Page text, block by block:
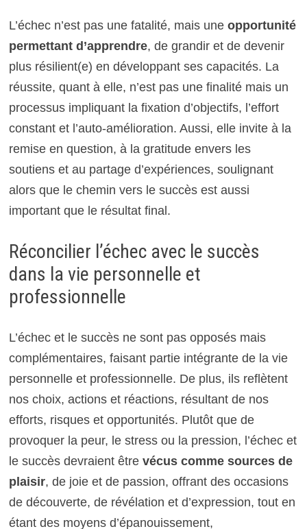
L’échec n’est pas une fatalité, mais une opportunité
permettant d’apprendre, de grandir et de devenir
plus résilient(e) en développant ses capacités. La
réussite, quant à elle, n’est pas une finalité mais un
processus impliquant la fixation d’objectifs, l’effort
constant et l’auto-amélioration. Aussi, elle invite à la
remise en question, à la gratitude envers les
soutiens et au partage d’expériences, soulignant
alors que le chemin vers le succès est aussi
important que le résultat final.
Réconcilier l’échec avec le succès
dans la vie personnelle et
professionnelle
L’échec et le succès ne sont pas opposés mais
complémentaires, faisant partie intégrante de la vie
personnelle et professionnelle. De plus, ils reflètent
nos choix, actions et réactions, résultant de nos
efforts, risques et opportunités. Plutôt que de
provoquer la peur, le stress ou la pression, l’échec et
le succès devraient être vécus comme sources de
plaisir, de joie et de passion, offrant des occasions
de découverte, de révélation et d’expression, tout en
étant des moyens d’épanouissement,